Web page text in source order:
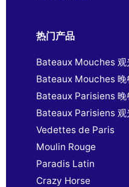
热门产品
Bateaux Mouches 观
Bateaux Mouches 晚
Bateaux Parisiens 晚
Bateaux Parisiens 观
Vedettes de Paris
Moulin Rouge
Paradis Latin
Crazy Horse